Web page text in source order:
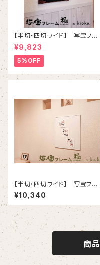
【半切・四切ワイド】 写宝フレ
ーム極 ( kiwami) in kioku-（
中/ ブラウン）
¥9,823
5%OFF
【半切・四切ワイド】 写宝フレ
ーム極 ( kiwami) in kioku-（
中/ ホワイト ）
¥10,340
商